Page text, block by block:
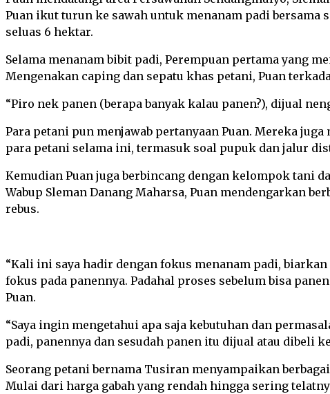
Puan ikut turun ke sawah untuk menanam padi
seluas 6 hektar.
Selama menanam bibit padi, Perempuan pertama yang
Mengenakan caping dan sepatu khas petani, Puan
“Piro nek panen (berapa banyak kalau panen?), dijual
Para petani pun menjawab pertanyaan Puan. Mereka
para petani selama ini, termasuk soal pupuk dan jalur
Kemudian Puan juga berbincang dengan kelompok tani
Wabup Sleman Danang Maharsa, Puan mendengarkan
rebus.
“Kali ini saya hadir dengan fokus menanam padi,
fokus pada panennya. Padahal proses sebelum bisa
Puan.
“Saya ingin mengetahui apa saja kebutuhan dan
padi, panennya dan sesudah panen itu dijual atau dibeli
Seorang petani bernama Tusiran menyampaikan
Mulai dari harga gabah yang rendah hingga sering